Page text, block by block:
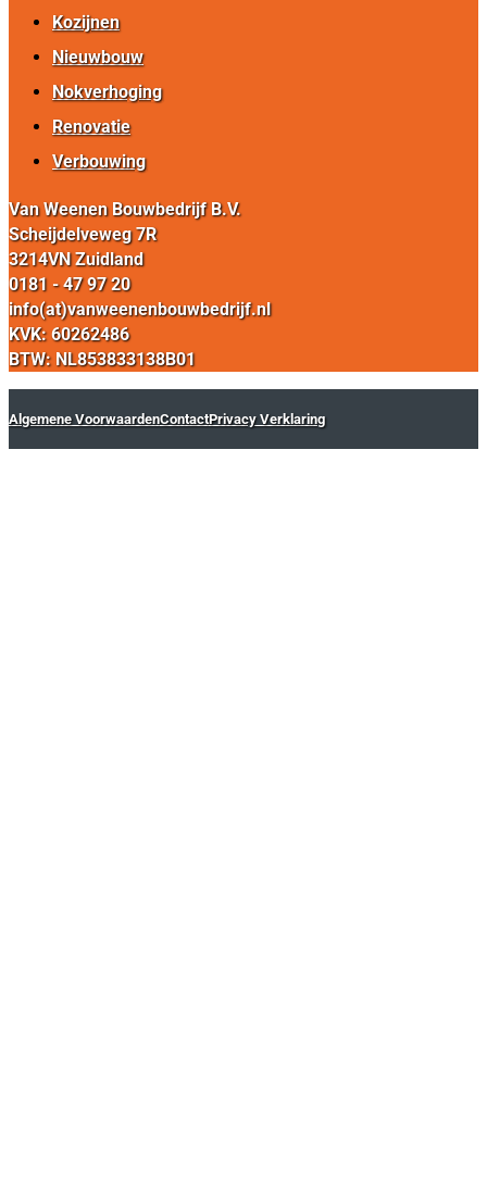
Kozijnen
Nieuwbouw
Nokverhoging
Renovatie
Verbouwing
Van Weenen Bouwbedrijf B.V.
Scheijdelveweg 7R
3214VN Zuidland
0181 - 47 97 20
info(at)vanweenenbouwbedrijf.nl
KVK: 60262486
BTW: NL853833138B01
Algemene VoorwaardenContactPrivacy Verklaring